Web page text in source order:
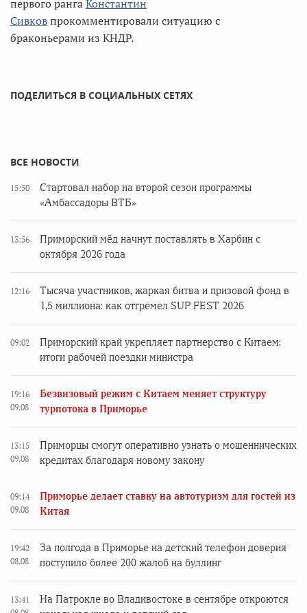
первого рангаКонстантин
Сивковпрокомментировали ситуацию с
браконьерами из КНДР.
ПОДЕЛИТЬСЯ В СОЦИАЛЬНЫХ СЕТЯХ
ВСЕ НОВОСТИ
15:50
Стартовал набор на второй сезон программы
«Амбассадоры ВТБ»
13:56
Приморский мёд начнут поставлять в Харбин с
октября 2026 года
12:16
Тысяча участников, жаркая битва и призовой фонд в
1,5 миллиона: как отгремел SUP FEST 2026
09:02
Приморский край укрепляет партнерство с Китаем:
итоги рабочей поездки министра
19:16
09.08
Безвизовый режим с Китаем меняет структуру
турпотока в Приморье
13:15
09.08
Приморцы смогут оперативно узнать о мошеннических
кредитах благодаря новому закону
09:14
09.08
Приморье делает ставку на автотуризм для гостей из
Китая
19:42
08.08
За полгода в Приморье на детский телефон доверия
поступило более 200 жалоб на буллинг
13:41
На Патрокле во Владивостоке в сентябре откроются